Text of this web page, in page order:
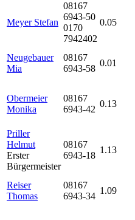
Meyer Stefan
08167
6943-50
0170
7942402
0.05
Neugebauer
Mia
08167
6943-58
0.01
Obermeier
Monika
08167
6943-42
0.13
Priller
Helmut
Erster
Bürgermeister
08167
6943-18
1.13
Reiser
Thomas
08167
6943-34
1.09